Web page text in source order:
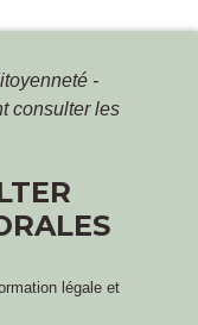
-
consulter les
légale et